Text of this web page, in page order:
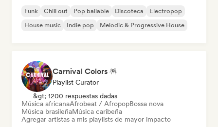
Funk Chill out Pop bailable Discoteca
Electropop
House music
Indie pop Melodic & Progressive House
Carnival Colors 🪅
Playlist Curator
&gt; 1200 respuestas dadas
Música africanaAfrobeat / AfropopBossa nova
Música brasileñaMúsica caribeña
Agregar artistas a mis playlists de mayor impacto